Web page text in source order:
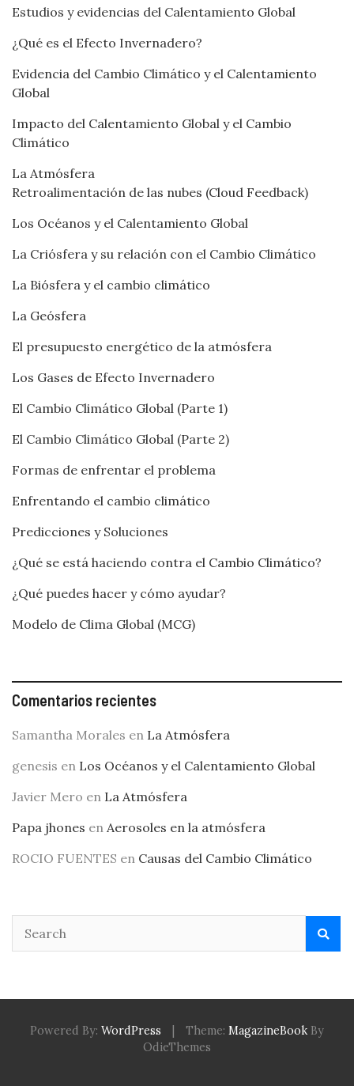
Estudios y evidencias del Calentamiento Global
¿Qué es el Efecto Invernadero?
Evidencia del Cambio Climático y el Calentamiento
Global
Impacto del Calentamiento Global y el Cambio
Climático
La Atmósfera
Retroalimentación de las nubes (Cloud Feedback)
Los Océanos y el Calentamiento Global
La Criósfera y su relación con el Cambio Climático
La Biósfera y el cambio climático
La Geósfera
El presupuesto energético de la atmósfera
Los Gases de Efecto Invernadero
El Cambio Climático Global (Parte 1)
El Cambio Climático Global (Parte 2)
Formas de enfrentar el problema
Enfrentando el cambio climático
Predicciones y Soluciones
¿Qué se está haciendo contra el Cambio Climático?
¿Qué puedes hacer y cómo ayudar?
Modelo de Clima Global (MCG)
Comentarios recientes
Samantha Morales en La Atmósfera
genesis en Los Océanos y el Calentamiento Global
Javier Mero en La Atmósfera
Papa jhones en Aerosoles en la atmósfera
ROCIO FUENTES en Causas del Cambio Climático
Powered By: WordPress Theme: MagazineBook By
OdieThemes